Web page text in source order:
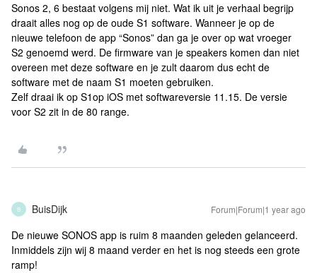
Sonos 2, 6 bestaat volgens mij niet. Wat ik uit je verhaal begrijp
draait alles nog op de oude S1 software. Wanneer je op de
nieuwe telefoon de app “Sonos” dan ga je over op wat vroeger
S2 genoemd werd. De firmware van je speakers komen dan niet
overeen met deze software en je zult daarom dus echt de
software met de naam S1 moeten gebruiken.
Zelf draai ik op S1op iOS met softwareversie 11.15. De versie
voor S2 zit in de 80 range.
B BuisDijk Forum|Forum|1 year ago
De nieuwe SONOS app is ruim 8 maanden geleden gelanceerd.
Inmiddels zijn wij 8 maand verder en het is nog steeds een grote
ramp!